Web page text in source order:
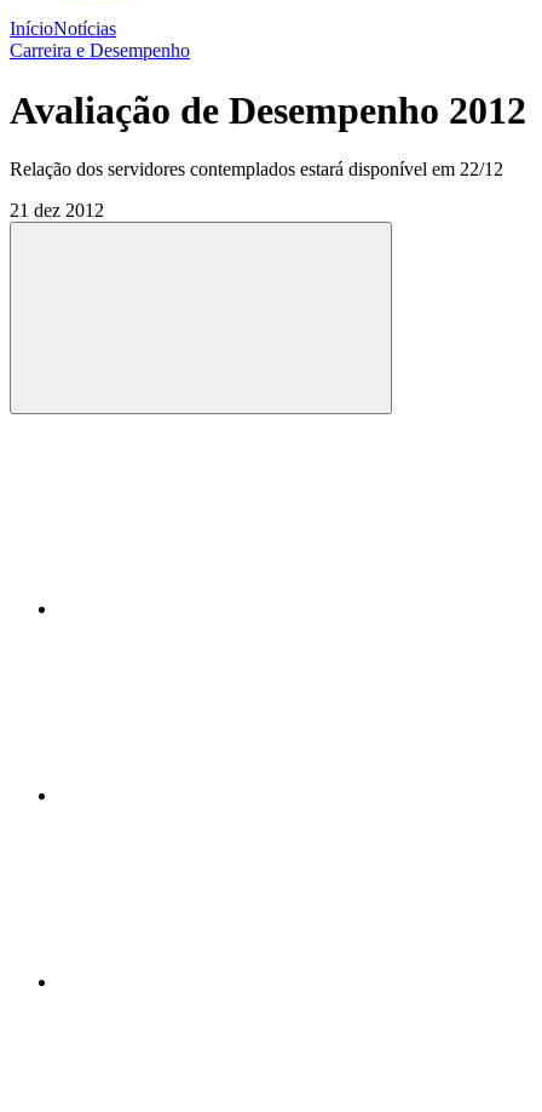
InícioNotícias
Carreira e Desempenho
Avaliação de Desempenho 2012
Relação dos servidores contemplados estará disponível em 22/12
21 dez 2012
Compartilhar